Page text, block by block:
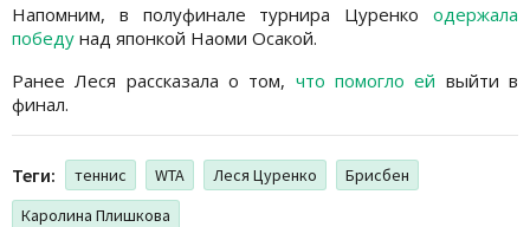
Напомним, в полуфинале турнира Цуренко одержала
победу над японкой Наоми Осакой.
Ранее Леся рассказала о том, что помогло ей выйти в
финал.
Теги: теннис WTA Леся Цуренко
Брисбен
Каролина Плишкова